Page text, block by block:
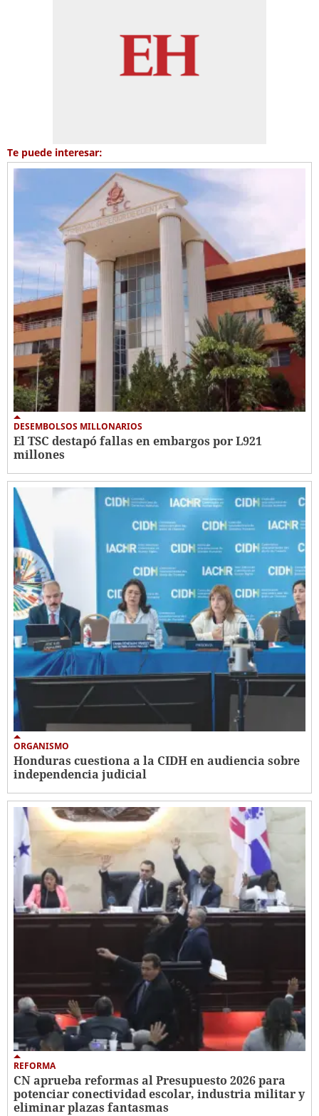
Te puede interesar:
DESEMBOLSOS MILLONARIOS
El TSC destapó fallas en embargos por L921
millones
ORGANISMO
Honduras cuestiona a la CIDH en audiencia sobre
independencia judicial
REFORMA
CN aprueba reformas al Presupuesto 2026 para
potenciar conectividad escolar, industria militar y
eliminar plazas fantasmas